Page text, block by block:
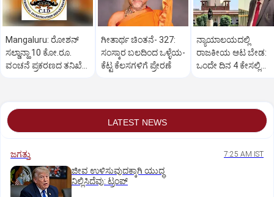
Mangaluru: ರೋಶನ್‌
ಸಲ್ಡಾನ್ಹಾ 10 ಕೋ.ರೂ.
ವಂಚನೆ ಪ್ರಕರಣದ ತನಿಖೆ
ಗೀತಾರ್ಥ ಚಿಂತನೆ- 327:
ಸಂಸ್ಕಾರ ಬಲದಿಂದ ಒಳ್ಳೆಯ-
ಕೆಟ್ಟ ಕೆಲಸಗಳಿಗೆ ಪ್ರೇರಣೆ
ನ್ಯಾಯಾಲಯದಲ್ಲಿ
ರಾಜಕೀಯ ಆಟ ಬೇಡ:
ಒಂದೇ ದಿನ 4 ಕೇಸಲ್ಲಿ
LATEST NEWS
ಜಗತ್ತು 7:25 AM IST
ಜೀವ ಉಳಿಸುವುದಕ್ಕಾಗಿ ಯುದ್ಧ
ನಿಲ್ಲಿಸಿದೆವು: ಟ್ರಂಪ್‌